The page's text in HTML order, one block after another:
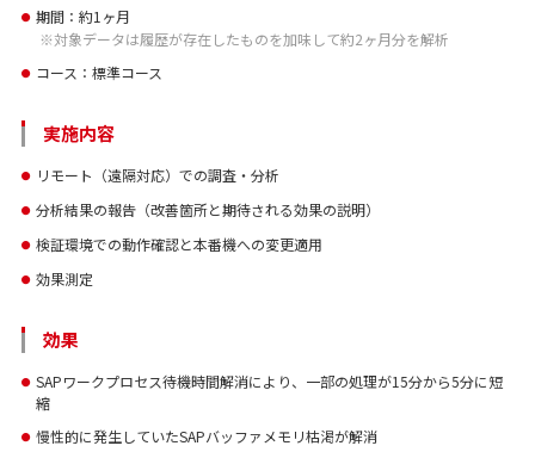
● 期間：約1ヶ月
※対象データは履歴が存在したものを加味して約2ヶ月分を解析
● コース：標準コース
実施内容
● リモート（遠隔対応）での調査・分析
● 分析結果の報告（改善箇所と期待される効果の説明）
● 検証環境での動作確認と本番機への変更適用
● 効果測定
効果
● SAPワークプロセス待機時間解消により、一部の処理が15分から5分に短
縮
● 慢性的に発生していたSAPバッファメモリ枯渇が解消